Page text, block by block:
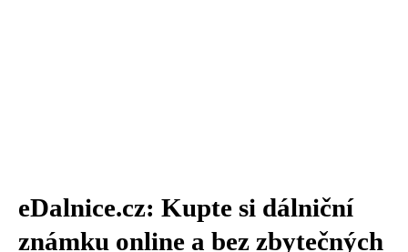
eDalnice.cz: Kupte si dálniční
známku online a bez zbytečných